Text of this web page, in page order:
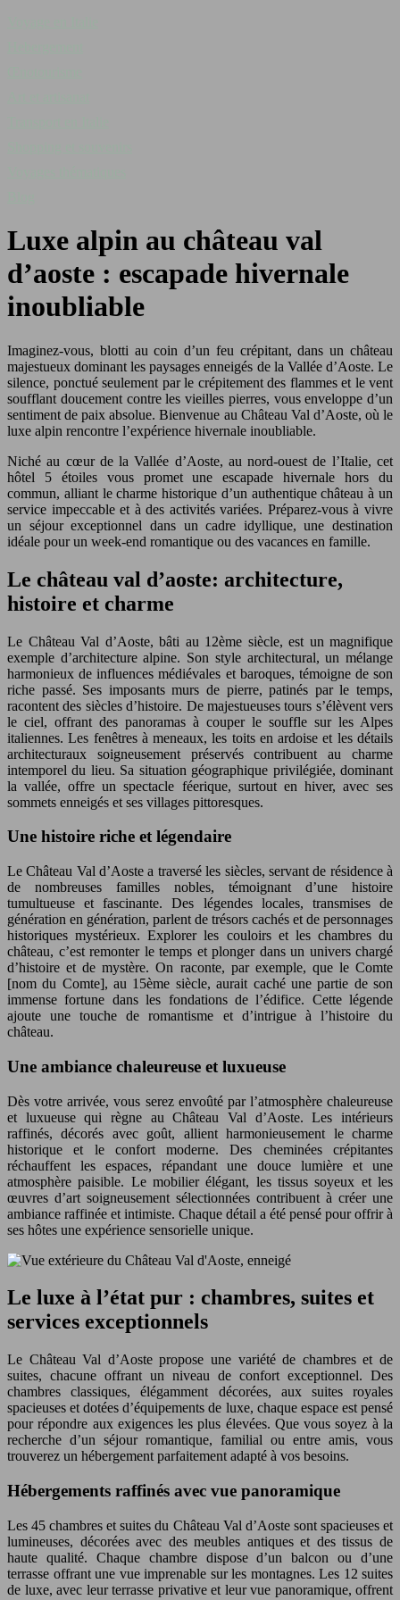
Luxe alpin au château val
d’aoste : escapade hivernale
inoubliable
Imaginez-vous, blotti au coin d’un feu crépitant, dans un château
majestueux dominant les paysages enneigés de la Vallée d’Aoste. Le
silence, ponctué seulement par le crépitement des flammes et le vent
soufflant doucement contre les vieilles pierres, vous enveloppe d’un
sentiment de paix absolue. Bienvenue au Château Val d’Aoste, où le
luxe alpin rencontre l’expérience hivernale inoubliable.
Niché au cœur de la Vallée d’Aoste, au nord-ouest de l’Italie, cet
hôtel 5 étoiles vous promet une escapade hivernale hors du
commun, alliant le charme historique d’un authentique château à un
service impeccable et à des activités variées. Préparez-vous à vivre
un séjour exceptionnel dans un cadre idyllique, une destination
idéale pour un week-end romantique ou des vacances en famille.
Le château val d’aoste: architecture,
histoire et charme
Le Château Val d’Aoste, bâti au 12ème siècle, est un magnifique
exemple d’architecture alpine. Son style architectural, un mélange
harmonieux de influences médiévales et baroques, témoigne de son
riche passé. Ses imposants murs de pierre, patinés par le temps,
racontent des siècles d’histoire. De majestueuses tours s’élèvent vers
le ciel, offrant des panoramas à couper le souffle sur les Alpes
italiennes. Les fenêtres à meneaux, les toits en ardoise et les détails
architecturaux soigneusement préservés contribuent au charme
intemporel du lieu. Sa situation géographique privilégiée, dominant
la vallée, offre un spectacle féerique, surtout en hiver, avec ses
sommets enneigés et ses villages pittoresques.
Une histoire riche et légendaire
Le Château Val d’Aoste a traversé les siècles, servant de résidence à
de nombreuses familles nobles, témoignant d’une histoire
tumultueuse et fascinante. Des légendes locales, transmises de
génération en génération, parlent de trésors cachés et de personnages
historiques mystérieux. Explorer les couloirs et les chambres du
château, c’est remonter le temps et plonger dans un univers chargé
d’histoire et de mystère. On raconte, par exemple, que le Comte
[nom du Comte], au 15ème siècle, aurait caché une partie de son
immense fortune dans les fondations de l’édifice. Cette légende
ajoute une touche de romantisme et d’intrigue à l’histoire du
château.
Une ambiance chaleureuse et luxueuse
Dès votre arrivée, vous serez envoûté par l’atmosphère chaleureuse
et luxueuse qui règne au Château Val d’Aoste. Les intérieurs
raffinés, décorés avec goût, allient harmonieusement le charme
historique et le confort moderne. Des cheminées crépitantes
réchauffent les espaces, répandant une douce lumière et une
atmosphère paisible. Le mobilier élégant, les tissus soyeux et les
œuvres d’art soigneusement sélectionnées contribuent à créer une
ambiance raffinée et intimiste. Chaque détail a été pensé pour offrir à
ses hôtes une expérience sensorielle unique.
Le luxe à l’état pur : chambres, suites et
services exceptionnels
Le Château Val d’Aoste propose une variété de chambres et de
suites, chacune offrant un niveau de confort exceptionnel. Des
chambres classiques, élégamment décorées, aux suites royales
spacieuses et dotées d’équipements de luxe, chaque espace est pensé
pour répondre aux exigences les plus élevées. Que vous soyez à la
recherche d’un séjour romantique, familial ou entre amis, vous
trouverez un hébergement parfaitement adapté à vos besoins.
Hébergements raffinés avec vue panoramique
Les 45 chambres et suites du Château Val d’Aoste sont spacieuses et
lumineuses, décorées avec des meubles antiques et des tissus de
haute qualité. Chaque chambre dispose d’un balcon ou d’une
terrasse offrant une vue imprenable sur les montagnes. Les 12 suites
de luxe, avec leur terrasse privative et leur vue panoramique, offrent